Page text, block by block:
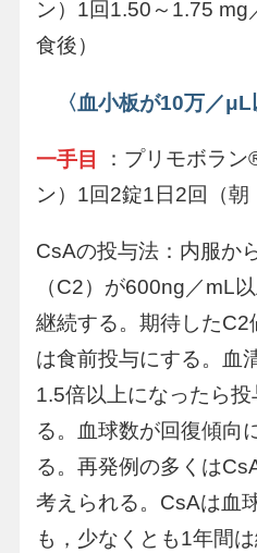
ン）1回1.50～1.75 mg
食後）
〈血小板が10万／μL
一手目
：プリモボラ
ン）1回2錠1日2回（朝
CsAの投与法：内服か
（C2）が600ng／mL
継続する。期待したC2
は食前投与にする。血
1.5倍以上になったら
る。血球数が回復傾向
る。再発例の多くは
考えられる。CsAは血
も，少なくとも1年間